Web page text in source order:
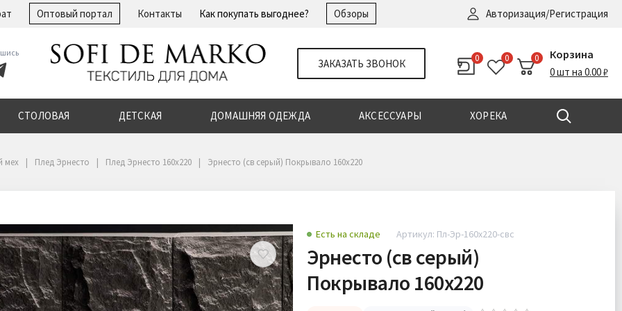
Оптовый портал Контакты Как покупать выгоднее? Обзоры Авторизация/Регистрация
ЗАКАЗАТЬ ЗВОНОК 0 0 0 Корзина
0 шт на 0.00 ₽
СТОЛОВАЯ ДЕТСКАЯ ДОМАШНЯЯ ОДЕЖДА АКСЕССУАРЫ ХОРЕКА
Регистрация
мех Плед Эрнесто Плед Эрнесто 160х220 Эрнесто (св серый) Покрывало 160х220
Есть на складе Артикул: Пл-Эр-160х220-свс
Эрнесто (св серый)
Покрывало 160х220